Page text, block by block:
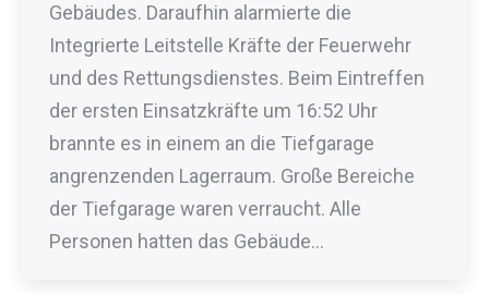
Gebäudes. Daraufhin alarmierte die
Integrierte Leitstelle Kräfte der Feuerwehr
und des Rettungsdienstes. Beim Eintreffen
der ersten Einsatzkräfte um 16:52 Uhr
brannte es in einem an die Tiefgarage
angrenzenden Lagerraum. Große Bereiche
der Tiefgarage waren verraucht. Alle
Personen hatten das Gebäude…